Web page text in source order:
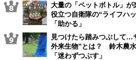
大量の「ペットボトル」
役立つ自衛隊の“ライフハ
「助かる」
見つけたら踏みつぶして…
外来生物”とは？ 鈴木農水
「迷わずつぶす」